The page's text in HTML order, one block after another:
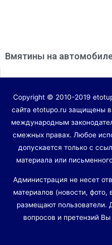
Вмятины на
Copyright © 2010-2019
сайта etotupo.ru защищены в
международным
смежных правах. Любое
допускается только с
материала или
Администрация не несет
материалов (новости, фото,
размещают пользователи.
вопросов и претензий